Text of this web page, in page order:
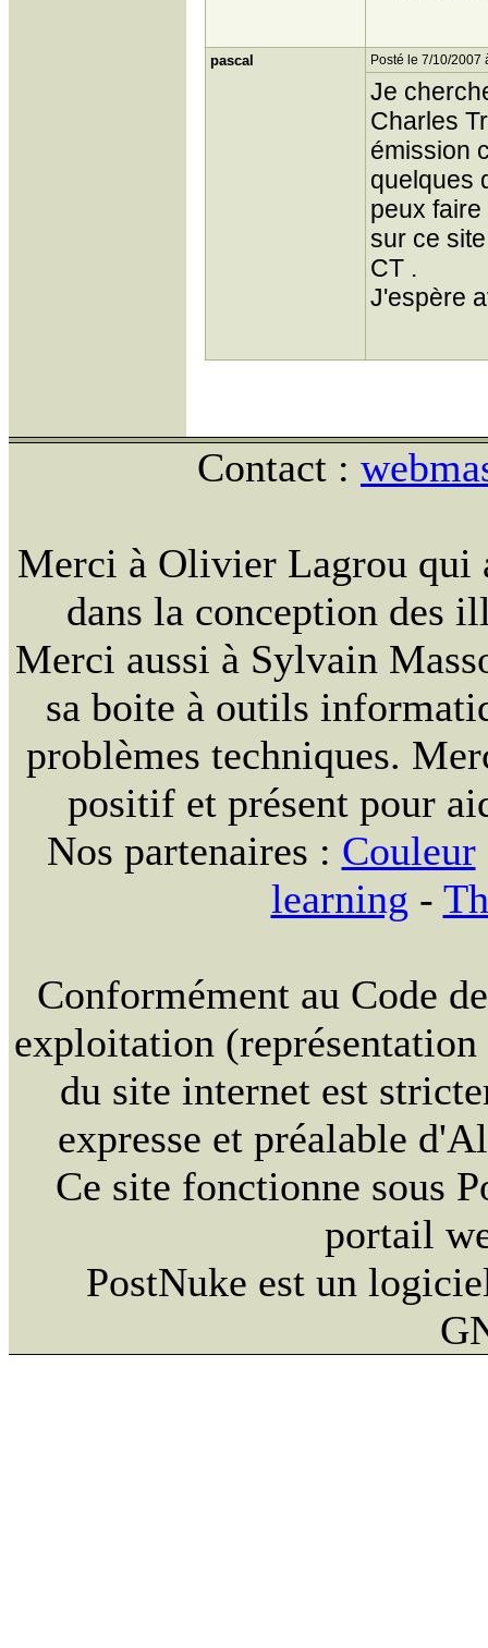
pascal Posté le 7/10/2007
Je
Charles
émission
quelques
peux
sur ce
CT .
J'espère
Contact :
Merci à Olivier Lagrou qui
dans la conception des
Merci aussi à Sylvain
sa boite à outils
problèmes techniques.
positif et présent pour
Nos partenaires : Couleur
learning -
Conformément au Code
exploitation
du site internet est
expresse et préalable
Ce site fonctionne sous
portail
PostNuke est un